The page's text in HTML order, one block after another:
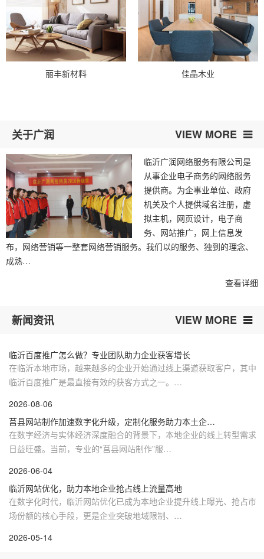
丽丰新材料 佳晶木业
关于广润 VIEW MORE
临沂广润网络服务有限公司是
从事企业电子商务的网络服务
提供商。为企事业单位、政府
机关及个人提供域名注册，虚
拟主机，网页设计，电子商
务、网站推广，网上信息发
布，网络营销等一整套网络营销服务。我们以的服务、独到的理念、
成熟…
查看详细
新闻资讯 VIEW MORE
临沂百度推广怎么做？专业团队助力企业获客增长
在临沂本地市场，越来越多的企业开始通过线上渠道获取客户，其中
临沂百度推广是最直接有效的获客方式之一。…
2026-08-06
莒县网站制作加速数字化升级，定制化服务助力本土企…
在数字经济与实体经济深度融合的背景下，本地企业的线上转型需求
日益旺盛。当前，专业的“莒县网站制作”服…
2026-06-04
临沂网站优化，助力本地企业抢占线上流量高地
在数字化时代，临沂网站优化已成为本地企业提升线上曝光、抢占市
场份额的核心手段，更是企业突破地域限制、…
2026-05-14